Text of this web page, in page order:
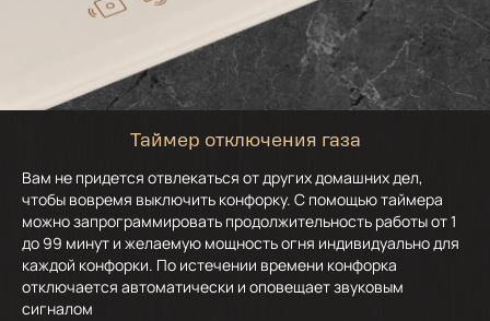
Таймер отключения газа
Вам не придется отвлекаться от других домашних дел,
чтобы вовремя выключить конфорку. С помощью таймера
можно запрограммировать продолжительность работы от 1
до 99 минут и желаемую мощность огня индивидуально для
каждой конфорки. По истечении времени конфорка
отключается автоматически и оповещает звуковым
сигналом